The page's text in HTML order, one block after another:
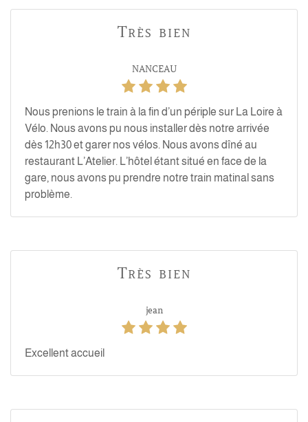
Très bien
NANCEAU
Nous prenions le train à la fin d’un périple sur La Loire à
Vélo. Nous avons pu nous installer dès notre arrivée
dès 12h30 et garer nos vélos. Nous avons dîné au
restaurant L’Atelier. L’hôtel étant situé en face de la
gare, nous avons pu prendre notre train matinal sans
problème.
Très bien
jean
Excellent accueil